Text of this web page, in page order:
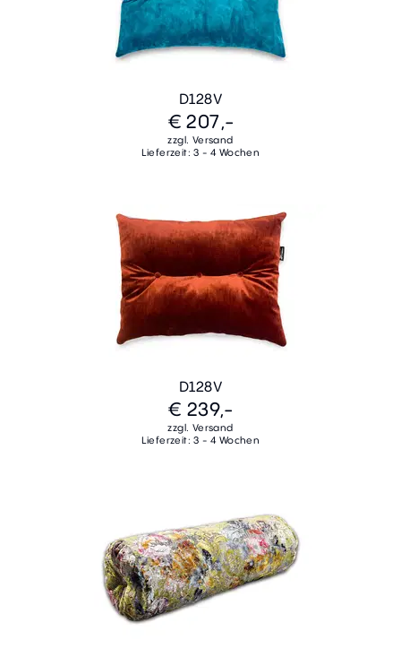
D128V
€ 207,-
zzgl. Versand
Lieferzeit: 3 - 4 Wochen
D128V
€ 239,-
zzgl. Versand
Lieferzeit: 3 - 4 Wochen